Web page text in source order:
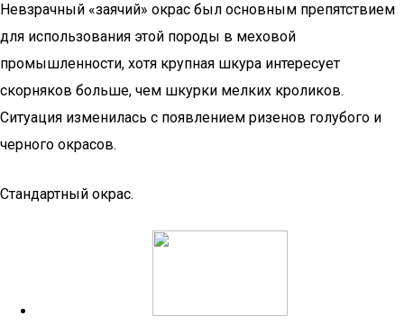
Невзрачный «заячий» окрас был основным препятствием
для использования этой породы в меховой
промышленности, хотя крупная шкура интересует
скорняков больше, чем шкурки мелких кроликов.
Ситуация изменилась с появлением ризенов голубого и
черного окрасов.
Стандартный окрас.